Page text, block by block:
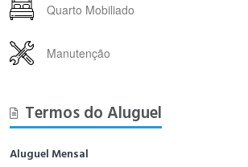
Quarto Mobiliado
Manutenção
Termos do Aluguel
Aluguel Mensal